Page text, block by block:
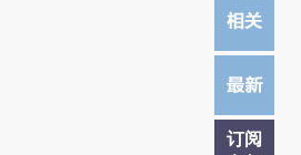
订阅